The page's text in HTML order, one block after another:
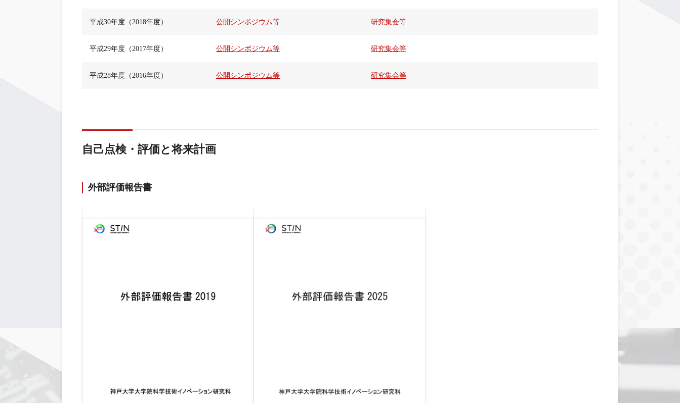
平成30年度（2018年度） 公開シンポジウム等 研究集会等
平成29年度（2017年度） 公開シンポジウム等 研究集会等
平成28年度（2016年度） 公開シンポジウム等 研究集会等
自己点検・評価と将来計画
外部評価報告書